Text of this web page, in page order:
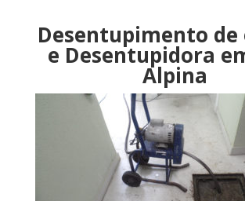
Desentupimento de
e Desentupidora
Alpina